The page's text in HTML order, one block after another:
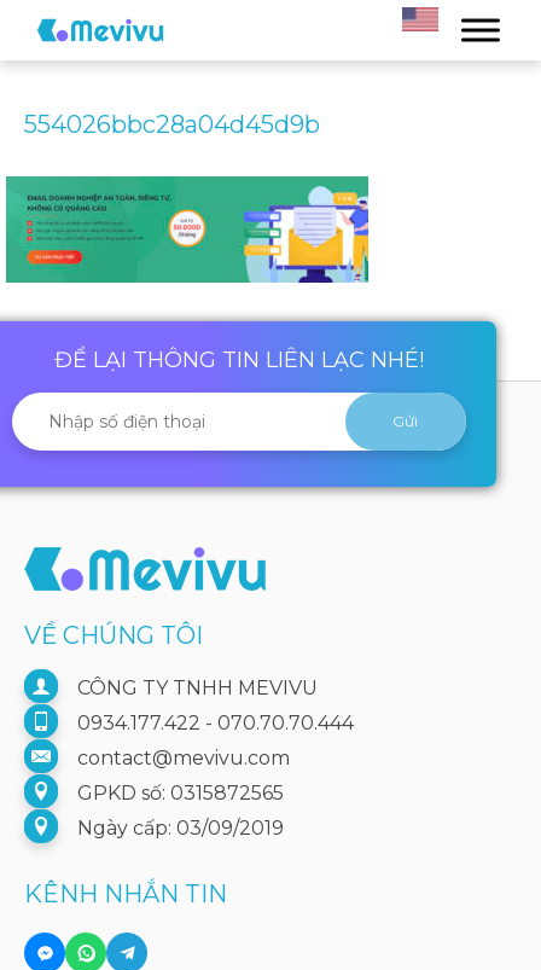
554026bbc28a04d45d9b
ĐỂ LẠI THÔNG TIN LIÊN LẠC NHÉ!
VỀ CHÚNG TÔI
CÔNG TY TNHH MEVIVU
0934.177.422 - 070.70.70.444
contact@mevivu.com
GPKD số: 0315872565
Ngày cấp: 03/09/2019
KÊNH NHẮN TIN